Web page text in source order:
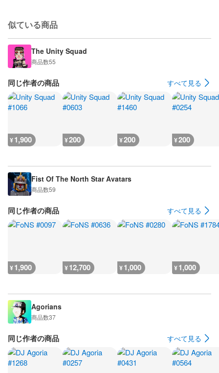
似ている商品
The Unity Squad
商品数55
同じ作者の商品 すべて見る
¥1,900 ¥200 ¥200 ¥200
Fist Of The North Star Avatars
商品数59
同じ作者の商品 すべて見る
¥1,900 ¥12,700 ¥1,000 ¥1,000
Agorians
商品数37
同じ作者の商品 すべて見る